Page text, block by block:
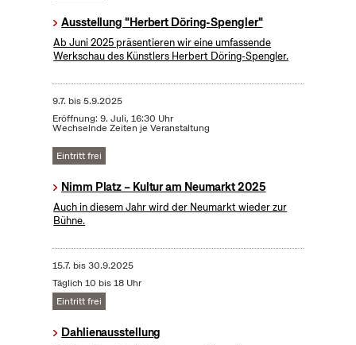
Ausstellung "Herbert Döring-Spengler"
Ab Juni 2025 präsentieren wir eine umfassende
Werkschau des Künstlers Herbert Döring-Spengler.
9.7. bis5.9.2025
Eröffnung: 9. Juli, 16:30 Uhr
Wechselnde Zeiten je Veranstaltung
Eintritt frei
Nimm Platz – Kultur am Neumarkt 2025
Auch in diesem Jahr wird der Neumarkt wieder zur
Bühne.
15.7. bis30.9.2025
Täglich 10 bis 18 Uhr
Eintritt frei
Dahlienausstellung